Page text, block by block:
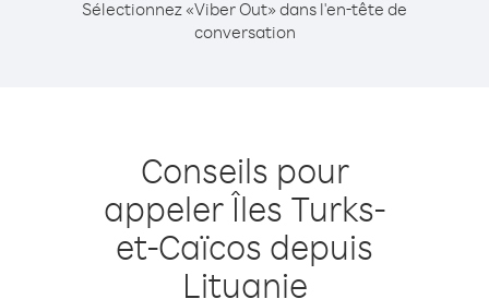
Sélectionnez «Viber Out» dans l'en-tête de
conversation
Conseils pour
appeler Îles Turks-
et-Caïcos depuis
Lituanie